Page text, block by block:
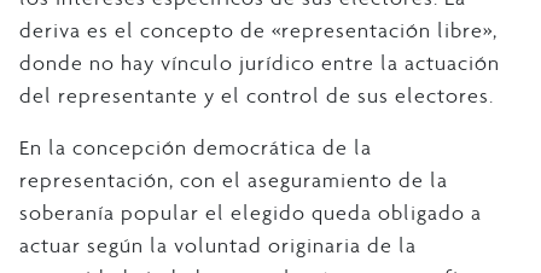
deriva es el concepto de «representación libre»,
donde no hay vínculo jurídico entre la actuación
del representante y el control de sus electores.
En la concepción democrática de la
representación, con el aseguramiento de la
soberanía popular el elegido queda obligado a
actuar según la voluntad originaria de la